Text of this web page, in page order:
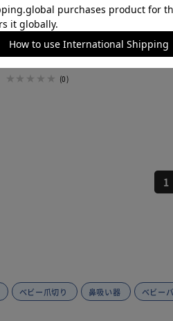
ジョーロ パウ･パトロール BS25J
R
¥1,210
(0)
1
ベビー爪切り 鼻吸い器 ベビー